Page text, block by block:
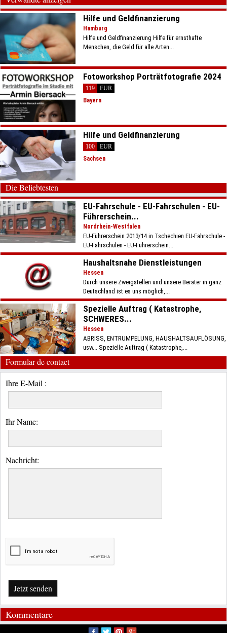
Hilfe und Geldfinanzierung
Hamburg
Hilfe und Geldfinanzierung Hilfe für ernsthafte
Menschen, die Geld für alle Arten...
Fotoworkshop Porträtfotografie 2024
119
EUR
Bayern
Hilfe und Geldfinanzierung
100
EUR
Sachsen
Die Beliebtesten
EU-Fahrschule - EU-Fahrschulen - EU-
Führerschein...
Nordrhein-Westfalen
EU-Führerschein 2013/14 in Tschechien EU-Fahrschule -
EU-Fahrschulen - EU-Führerschein...
Haushaltsnahe Dienstleistungen
Hessen
Durch unsere Zweigstellen und unsere Berater in ganz
Deutschland ist es uns möglich,...
Spezielle Auftrag ( Katastrophe,
SCHWERES...
Hessen
ABRISS, ENTRUMPELUNG, HAUSHALTSAUFLÖSUNG,
usw... Spezielle Auftrag ( Katastrophe,...
Formular de contact
Ihre E-Mail :
Ihr Name:
Nachricht:
Jetzt senden
Kommentare